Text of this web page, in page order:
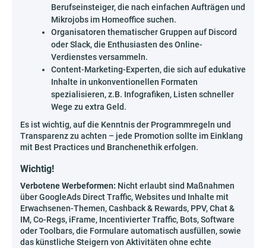
Berufseinsteiger, die nach einfachen Aufträgen und
Mikrojobs im Homeoffice suchen.
Organisatoren thematischer Gruppen auf Discord
oder Slack, die Enthusiasten des Online-
Verdienstes versammeln.
Content-Marketing-Experten, die sich auf edukative
Inhalte in unkonventionellen Formaten
spezialisieren, z.B. Infografiken, Listen schneller
Wege zu extra Geld.
Es ist wichtig, auf die Kenntnis der Programmregeln und
Transparenz zu achten – jede Promotion sollte im Einklang
mit Best Practices und Branchenethik erfolgen.
Wichtig!
Verbotene Werbeformen: Nicht erlaubt sind Maßnahmen
über GoogleAds Direct Traffic, Websites und Inhalte mit
Erwachsenen-Themen, Cashback & Rewards, PPV, Chat &
IM, Co-Regs, iFrame, Incentivierter Traffic, Bots, Software
oder Toolbars, die Formulare automatisch ausfüllen, sowie
das künstliche Steigern von Aktivitäten ohne echte